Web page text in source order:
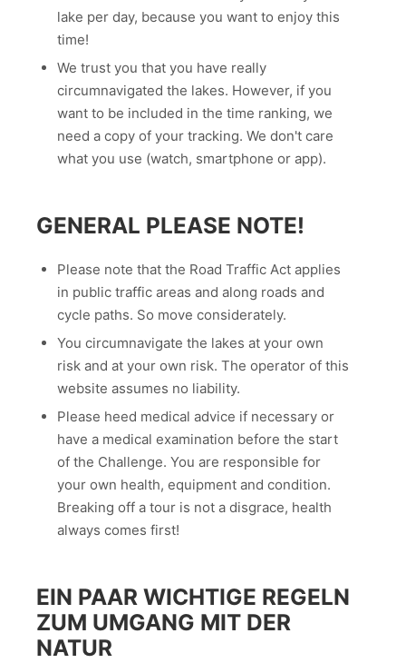
lake per day, because you want to enjoy this
time!
We trust you that you have really
circumnavigated the lakes. However, if you
want to be included in the time ranking, we
need a copy of your tracking. We don't care
what you use (watch, smartphone or app).
GENERAL PLEASE NOTE!
Please note that the Road Traffic Act applies
in public traffic areas and along roads and
cycle paths. So move considerately.
You circumnavigate the lakes at your own
risk and at your own risk. The operator of this
website assumes no liability.
Please heed medical advice if necessary or
have a medical examination before the start
of the Challenge. You are responsible for
your own health, equipment and condition.
Breaking off a tour is not a disgrace, health
always comes first!
EIN PAAR WICHTIGE REGELN
ZUM UMGANG MIT DER
NATUR